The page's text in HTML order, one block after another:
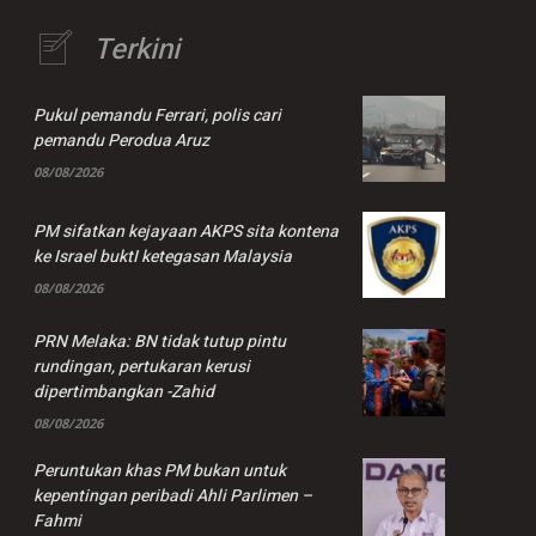
Terkini
Pukul pemandu Ferrari, polis cari
pemandu Perodua Aruz
08/08/2026
PM sifatkan kejayaan AKPS sita kontena
ke Israel buktI ketegasan Malaysia
08/08/2026
PRN Melaka: BN tidak tutup pintu
rundingan, pertukaran kerusi
dipertimbangkan -Zahid
08/08/2026
Peruntukan khas PM bukan untuk
kepentingan peribadi Ahli Parlimen –
Fahmi